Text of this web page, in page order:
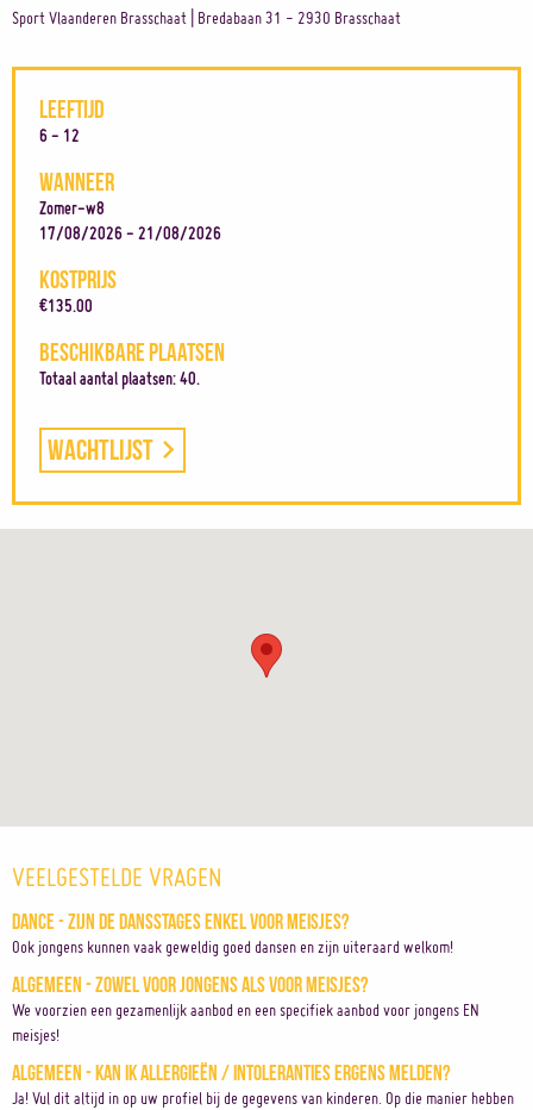
Sport Vlaanderen Brasschaat | Bredabaan 31 - 2930 Brasschaat
LEEFTIJD
6 - 12
WANNEER
Zomer-w8
17/08/2026 - 21/08/2026
KOSTPRIJS
€135.00
BESCHIKBARE PLAATSEN
Totaal aantal plaatsen: 40.
Wachtlijst
VEELGESTELDE VRAGEN
Dance - Zijn de dansstages enkel voor meisjes?
Ook jongens kunnen vaak geweldig goed dansen en zijn uiteraard welkom!
Algemeen - Zowel voor jongens als voor meisjes?
We voorzien een gezamenlijk aanbod en een specifiek aanbod voor jongens EN
meisjes!
Algemeen - Kan ik allergieën / intoleranties ergens melden?
Ja! Vul dit altijd in op uw profiel bij de gegevens van kinderen. Op die manier hebben